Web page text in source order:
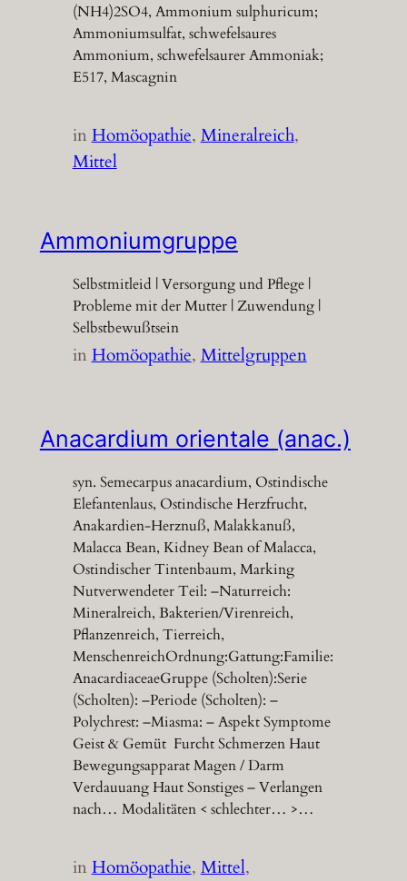
(NH4)2SO4, Ammonium sulphuricum;
Ammoniumsulfat, schwefelsaures
Ammonium, schwefelsaurer Ammoniak;
E517, Mascagnin
inHomöopathie, Mineralreich
Mittel
Ammoniumgruppe
Selbstmitleid | Versorgung und Pflege |
Probleme mit der Mutter | Zuwendung |
Selbstbewußtsein
inHomöopathie, Mittelgruppen
Anacardium orientale (anac.)
syn. Semecarpus anacardium, Ostindische
Elefantenlaus, Ostindische Herzfrucht,
Anakardien-Herznuß, Malakkanuß,
Malacca Bean, Kidney Bean of Malacca,
Ostindischer Tintenbaum, Marking
Nutverwendeter Teil: –Naturreich:
Mineralreich, Bakterien/Virenreich,
Pflanzenreich, Tierreich,
MenschenreichOrdnung:Gattung:Familie:
AnacardiaceaeGruppe (Scholten):Serie
(Scholten): –Periode (Scholten): –
Polychrest: –Miasma: – Aspekt Symptome
Geist & Gemüt Furcht Schmerzen Haut
Bewegungsapparat Magen / Darm
Verdauuang Haut Sonstiges – Verlangen
nach… Modalitäten < schlechter… >…
inHomöopathie, Mittel